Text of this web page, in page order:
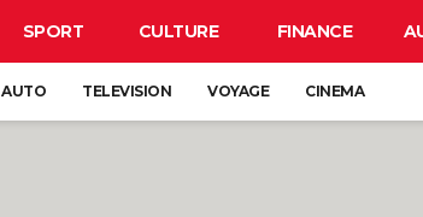
SPORT CULTURE FINANCE
AUTO TELEVISION VOYAGE CINEMA